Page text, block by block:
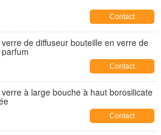
Contact
de diffuseur bouteille en verre de
Contact
à large bouche à haut borosilicate
Contact